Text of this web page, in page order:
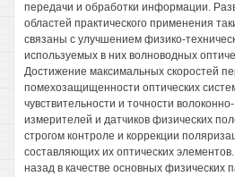
передачи и обработки информации.
областей практического применения
связаны с улучшением физико-
используемых в них волноводных
Достижение максимальных скоростей
помехозащищенности оптических
чувствительности и точности
измерителей и датчиков физических
строгом контроле и коррекции
составляющих их оптических
назад в качестве основных физических